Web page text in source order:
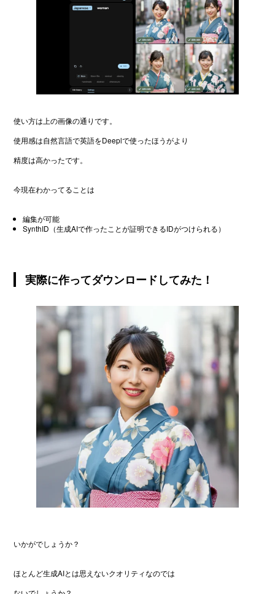
使い方は上の画像の通りです。
使用感は自然言語で英語をDeeplで使ったほうがより
精度は高かったです。
今現在わかってることは
編集が可能
SynthID（生成AIで作ったことが証明できるIDがつけられる）
実際に作ってダウンロードしてみた！
いかがでしょうか？
ほとんど生成AIとは思えないクオリティなのでは